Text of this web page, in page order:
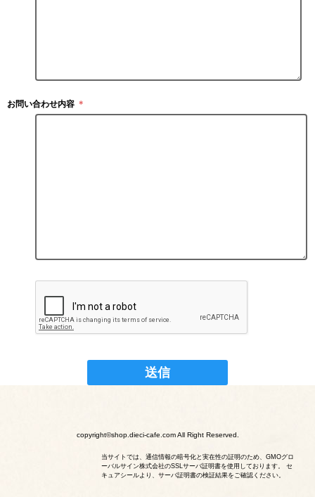
お問い合わせ内容 ＊
copyright©shop.dieci-cafe.com All Right Reserved.
当サイトでは、通信情報の暗号化と実在性の証明のため、GMOグロ
ーバルサイン株式会社のSSLサーバ証明書を使用しております。 セ
キュアシールより、サーバ証明書の検証結果をご確認ください。